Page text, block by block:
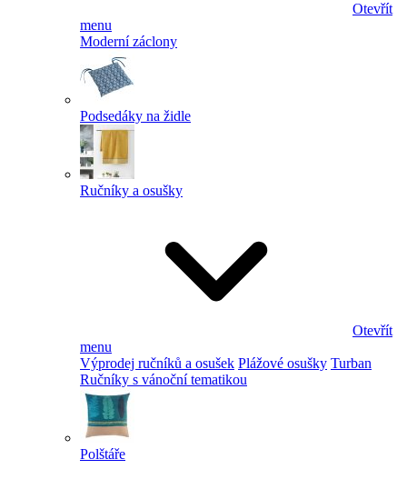
Otevřít
menu
Moderní záclony
Podsedáky na židle
Ručníky a osušky
Otevřít
menu
Výprodej ručníků a osušek Plážové osušky Turban
Ručníky s vánoční tematikou
Polštáře